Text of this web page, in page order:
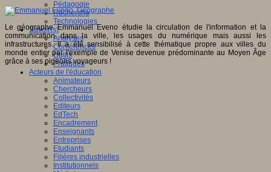
Pédagogie
Recherche
Technologies
Savoir(s)
Analyses
Conférences
Outils
Pratiques
Acteurs de l'éducation
Animateurs
Chercheurs
Collectivités
Editeurs
EdTech
Encadrement
Enseignants
Entreprises
Etudiants
Filières industrielles
Institutionnels
Le géographe Emmanuel Eveno étudie la circulation de l'information et la
communication dans la ville, les usages du numérique mais aussi les
infrastructures. Il a été sensibilisé à cette thématique propre aux villes du
monde entier par l'exemple de Venise devenue prédominante au Moyen Âge
grâce à ses pigeons voyageurs !